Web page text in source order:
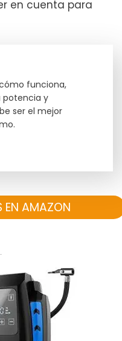
en cuenta para
funciona,
potencia y
ser el mejor
EN AMAZON